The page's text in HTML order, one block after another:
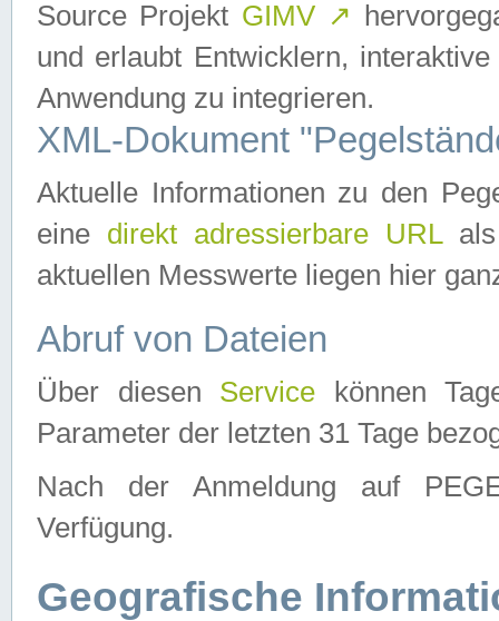
Source Projekt GIMV ↗
und erlaubt Entwicklern,
Anwendung zu integrieren.
XML-Dokument
Aktuelle Informationen zu den
eine direkt adressierbare URLals
aktuellen Messwerte liegen hier
Abruf von Dateien
Über diesen Service können
Parameter der letzten 31 Tage
Nach der Anmeldung auf
Verfügung.
Geografische